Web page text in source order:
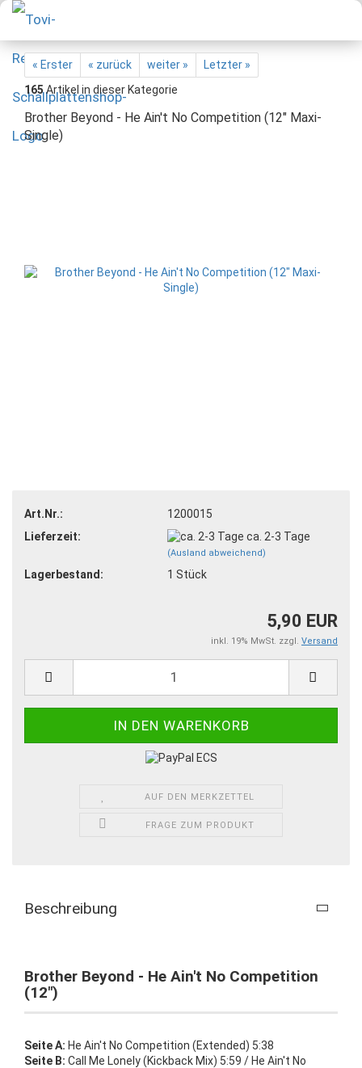
« Erster « zurück weiter »
Letzter »
165Artikel in dieser Kategorie
Brother Beyond - He Ain't No Competition (12" Maxi-
Single)
Art.Nr.:
1200015
Lieferzeit:
ca. 2-3 Tage
(Ausland abweichend)
Lagerbestand: 1 Stück
5,90 EUR
inkl. 19% MwSt. zzgl. Versand
AUF DEN MERKZETTEL
FRAGE ZUM PRODUKT
Beschreibung
Brother Beyond - He Ain't No Competition
(12")
Seite A: He Ain't No Competition (Extended) 5:38
Seite B: Call Me Lonely (Kickback Mix) 5:59 / He Ain't No